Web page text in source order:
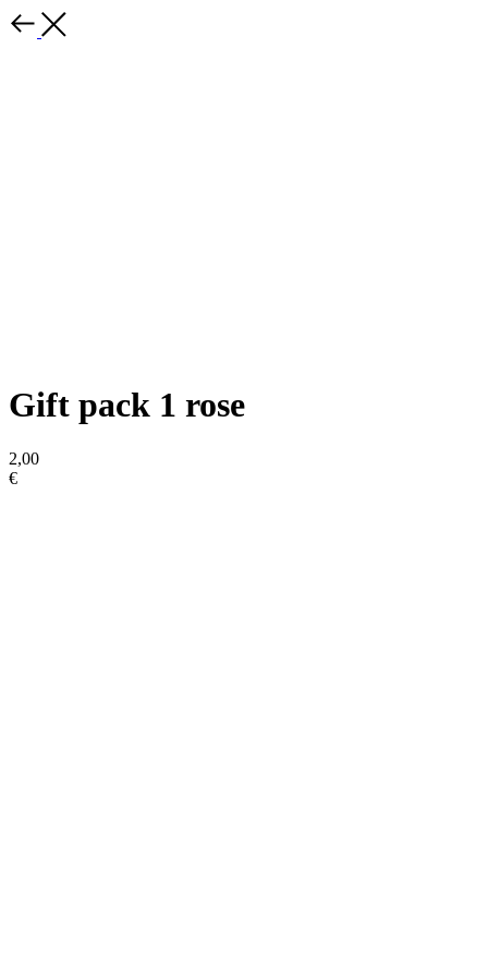
Gift pack 1 rose
2,00
€